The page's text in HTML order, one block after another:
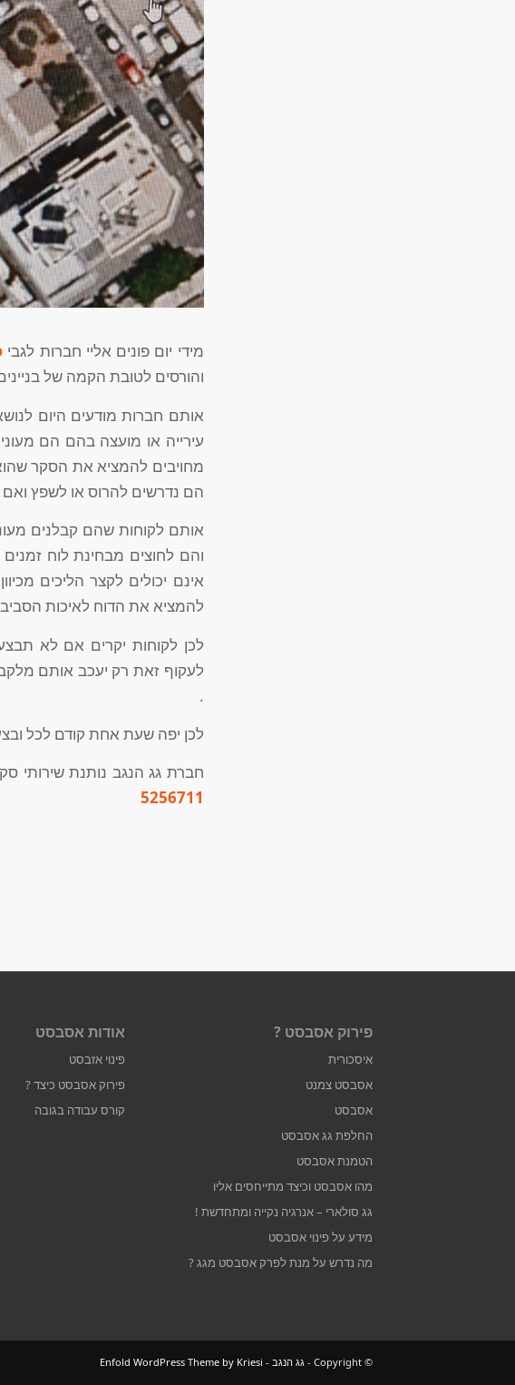
מידי יום פונים אליי חברות לגבי
והורסים לטובת הקמה של
אותם חברות מודעים היום
עירייה או מועצה בהם הם
מחויבים להמציא את הסקר
הם נדרשים להרוס או לשפץ
אותם לקוחות שהם קבלנים
והם לחוצים מבחינת לוח
אינם יכולים לקצר הליכים
להמציא את הדוח לאיכות
לכן לקוחות יקרים אם לא
לעקוף זאת רק יעכב אותם
.
לכן יפה שעת אחת קודם לכל
חברת גג הנגב נותנת שירותי
5256711
פירוק אסבסט ?
איסכורית
אסבסט צמנט
אסבסט
החלפת גג אסבסט
הטמנת אסבסט
מהו אסבסט וכיצד מתייחסים אליו
גג סולארי – אנרגיה נקייה ומתחדשת !
מידע על פינוי אסבסט
מה נדרש על מנת לפרק אסבסט מגג ?
אודות אסבסט
פינוי אזבסט
פירוק אסבסט כיצד ?
קורס עבודה בגובה
© ‫Copyright - גג הנגב -
Enfold WordPress Theme by Kriesi